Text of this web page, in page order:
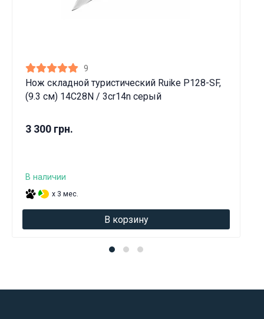
9
Нож складной туристический Ruike P128-SF,
(9.3 см) 14C28N / 3cr14n серый
3 300 грн.
В наличии
x 3 мес.
В корзину